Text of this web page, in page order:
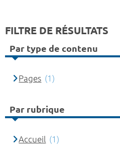
FILTRE DE RÉSULTATS
Par type de contenu
Pages (1)
Par rubrique
Accueil (1)